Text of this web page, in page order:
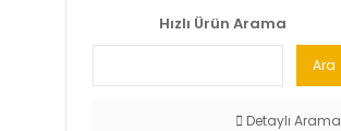
King (3)Hızlı Ürün Arama
Ara
Detaylı Arama